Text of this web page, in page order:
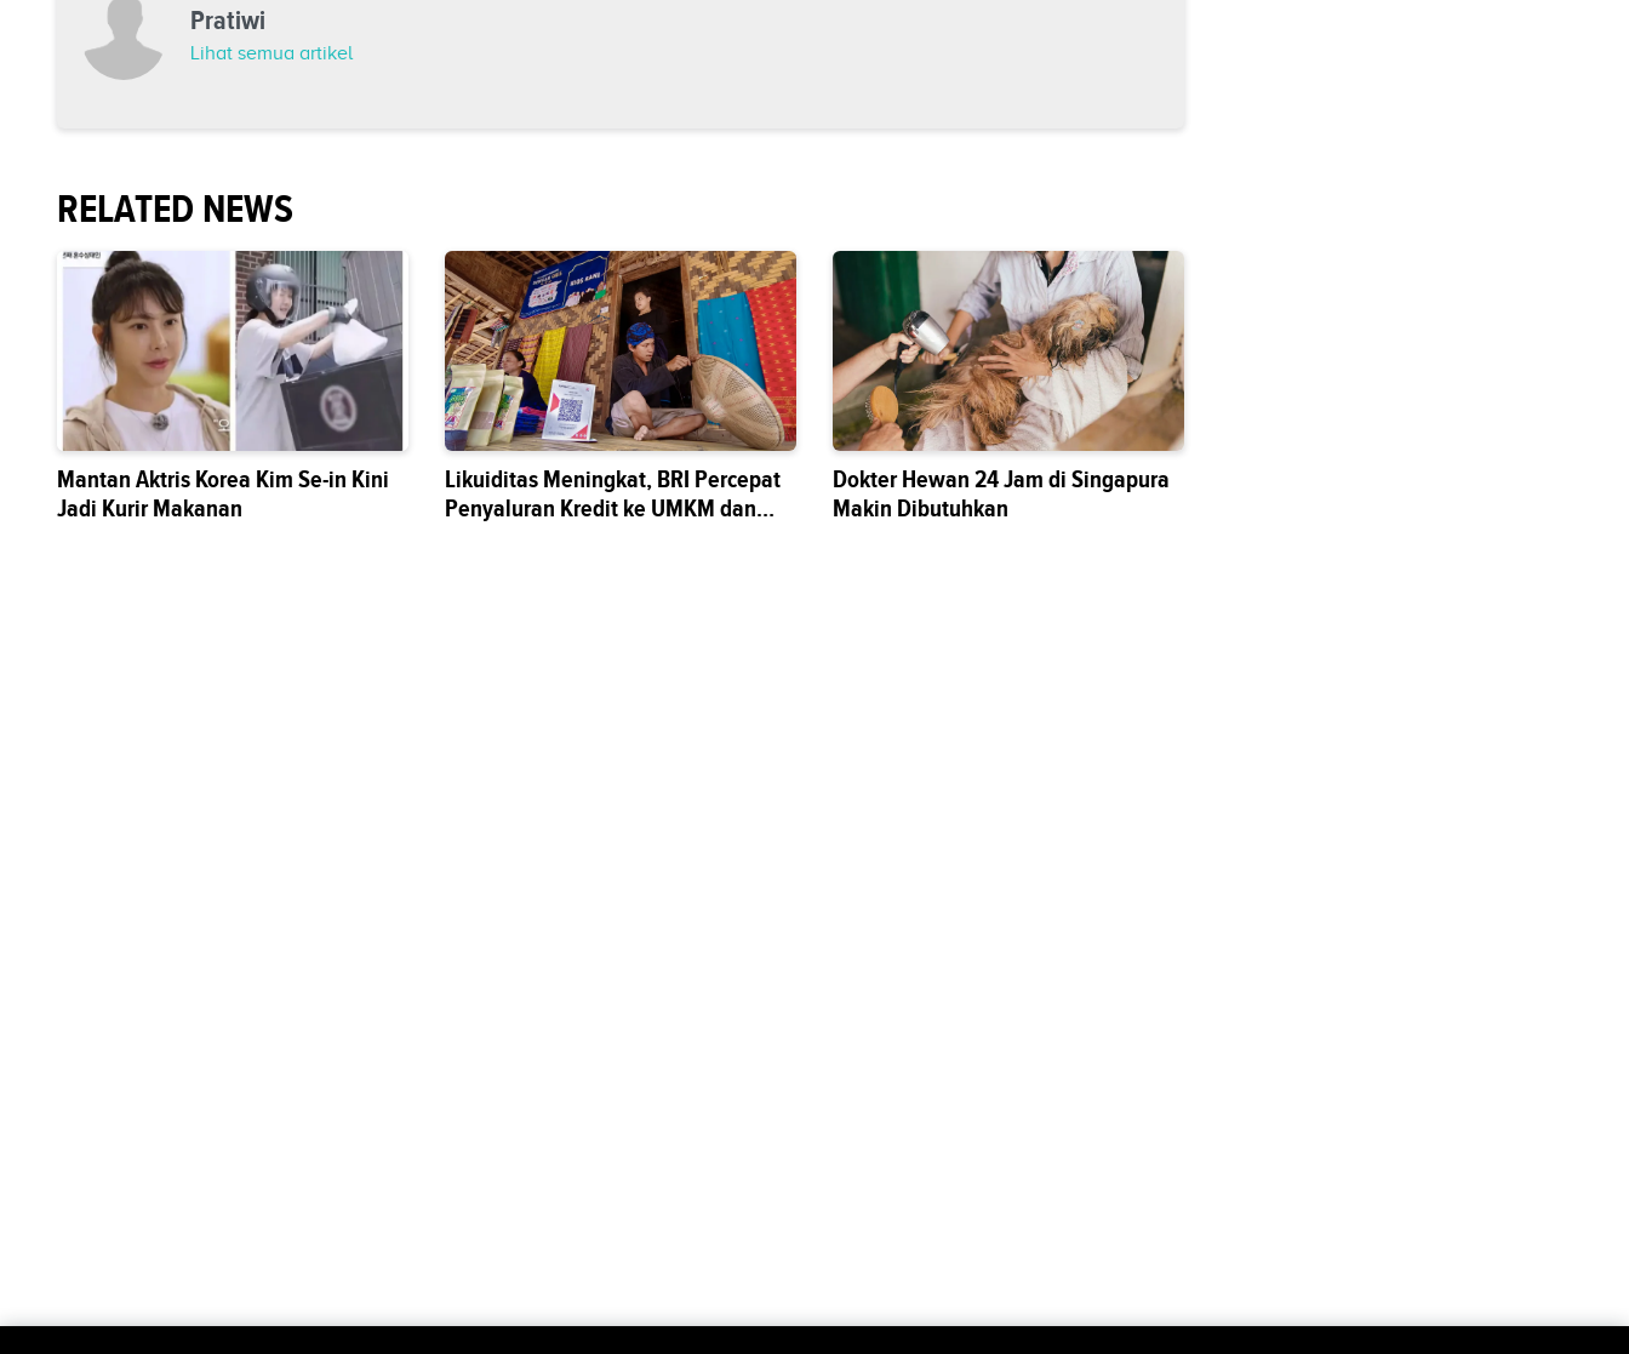
Pratiwi
Lihat semua artikel
RELATED NEWS
Mantan Aktris Korea Kim Se-in Kini
Jadi Kurir Makanan
Likuiditas Meningkat, BRI Percepat
Penyaluran Kredit ke UMKM dan
Dokter Hewan 24 Jam di Singapura
Makin Dibutuhkan